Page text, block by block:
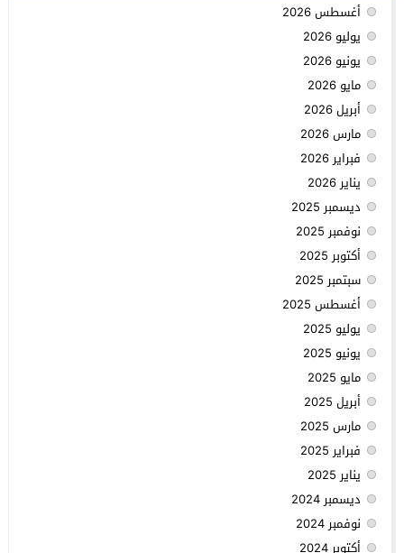
أغسطس 2026
يوليو 2026
يونيو 2026
مايو 2026
أبريل 2026
مارس 2026
فبراير 2026
يناير 2026
ديسمبر 2025
نوفمبر 2025
أكتوبر 2025
سبتمبر 2025
أغسطس 2025
يوليو 2025
يونيو 2025
مايو 2025
أبريل 2025
مارس 2025
فبراير 2025
يناير 2025
ديسمبر 2024
نوفمبر 2024
أكتوبر 2024